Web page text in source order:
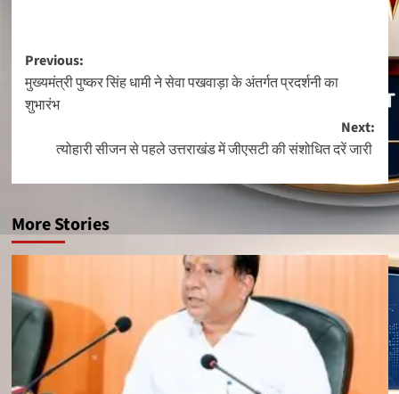
Post
navigation
Previous:
मुख्यमंत्री पुष्कर सिंह धामी ने सेवा पखवाड़ा के अंतर्गत प्रदर्शनी का
शुभारंभ
Next:
त्योहारी सीजन से पहले उत्तराखंड में जीएसटी की संशोधित दरें जारी
More Stories